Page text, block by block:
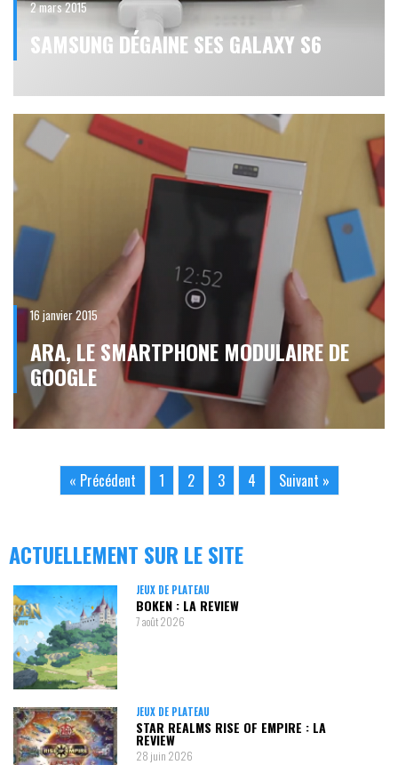
2 mars 2015
SAMSUNG DÉGAINE SES GALAXY S6
16 janvier 2015
ARA, LE SMARTPHONE MODULAIRE DE
GOOGLE
« Précédent 1 2 3 4 Suivant »
ACTUELLEMENT SUR LE SITE
JEUX DE PLATEAU
BOKEN : LA REVIEW
7 août 2026
JEUX DE PLATEAU
STAR REALMS RISE OF EMPIRE : LA
REVIEW
28 juin 2026